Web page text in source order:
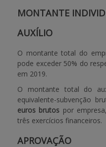
MONTANTE
AUXÍLIO
O montante total do
pode exceder 50% do
em 2019.
O montante total do
equivalente-subvenção
euros brutos por
três exercícios financeiros.
APROVAÇÃO